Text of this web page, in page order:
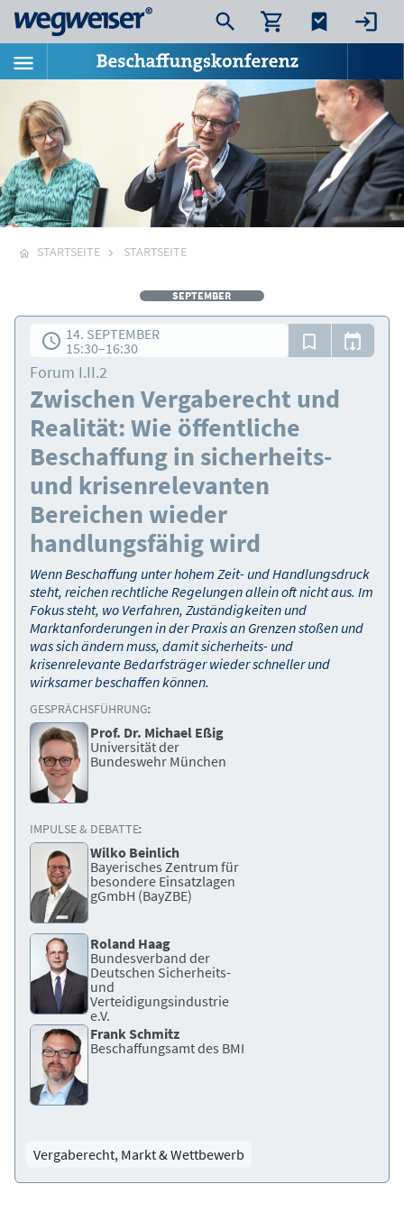
STARTSEITE STARTSEITE
SEPTEMBER
14. SEPTEMBER
15:30–16:30
Forum I.II.2
Zwischen Vergaberecht und
Realität: Wie öffentliche
Beschaffung in sicherheits-
und krisenrelevanten
Bereichen wieder
handlungsfähig wird
Wenn Beschaffung unter hohem Zeit- und Handlungsdruck
steht, reichen rechtliche Regelungen allein oft nicht aus. Im
Fokus steht, wo Verfahren, Zuständigkeiten und
Marktanforderungen in der Praxis an Grenzen stoßen und
was sich ändern muss, damit sicherheits- und
krisenrelevante Bedarfsträger wieder schneller und
wirksamer beschaffen können.
GESPRÄCHSFÜHRUNG:
Prof. Dr. Michael Eßig
Universität der
Bundeswehr München
IMPULSE & DEBATTE:
Wilko Beinlich
Bayerisches Zentrum für
besondere Einsatzlagen
gGmbH (BayZBE)
Roland Haag
Bundesverband der
Deutschen Sicherheits-
und
Verteidigungsindustrie
e.V.
Frank Schmitz
Beschaffungsamt des BMI
Vergaberecht, Markt & Wettbewerb